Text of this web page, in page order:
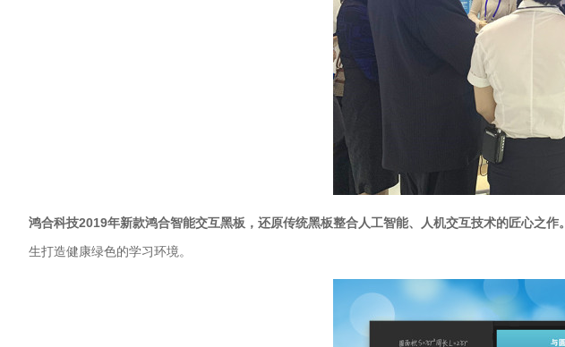
鸿合科技2019年新款鸿合智能交互黑板，还原传统黑板整合人工智能、人机交互技术的匠心之作。
生打造健康绿色的学习环境。